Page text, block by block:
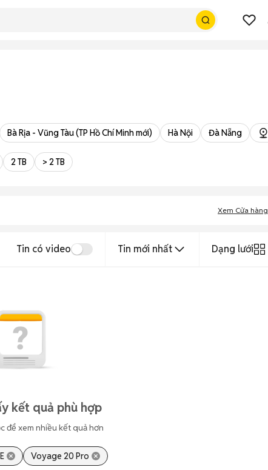
Bà Rịa - Vũng Tàu (TP Hồ Chí Minh mới) Hà Nội Đà Nẵng
2 TB > 2 TB
Xem Cửa hàng
Tin có video Tin mới nhất Dạng lưới
kết quả phù hợp
để xem nhiều kết quả hơn
Voyage 20 Pro